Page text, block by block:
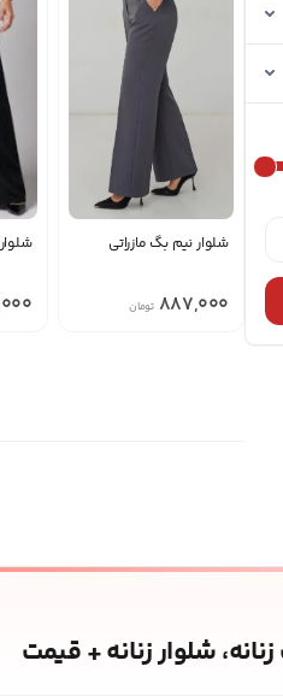
شلوار نیم بگ مازراتی
887,000 تومان
شلوار زنانه + قیمت